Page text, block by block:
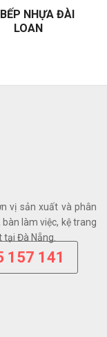
NHỰA ĐÀI
LOAN
vị sản xuất và phân
làm việc, kệ trang
Đà Nẵng.
157 141